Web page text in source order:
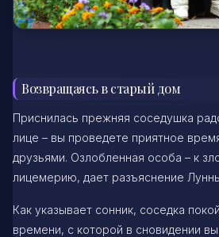
Возвращаясь в старый дом
Приснилась прежняя соседушка
лице – вы проведете приятное
друзьями. Озлобленная особа – к
лицемерию, дает разъяснение
Как указывает сонник, соседка
времени, с которой в сновидении